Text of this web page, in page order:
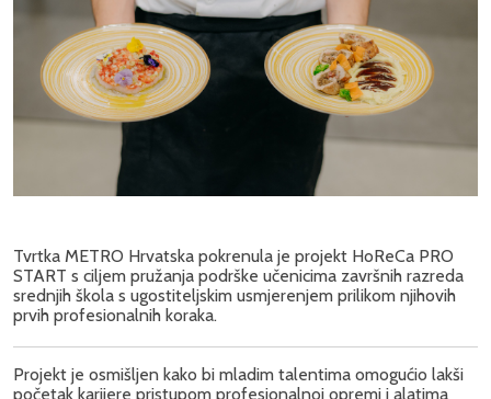
Tvrtka METRO Hrvatska pokrenula je projekt HoReCa PRO
START s ciljem pružanja podrške učenicima završnih razreda
srednjih škola s ugostiteljskim usmjerenjem prilikom njihovih
prvih profesionalnih koraka.
Projekt je osmišljen kako bi mladim talentima omogućio lakši
početak karijere pristupom profesionalnoj opremi i alatima